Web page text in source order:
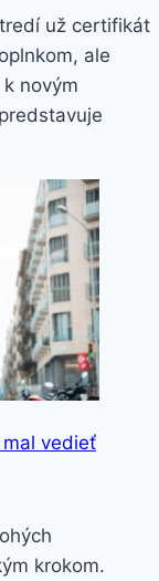
už certifikát
ale
novým
mal vedieť
krokom.